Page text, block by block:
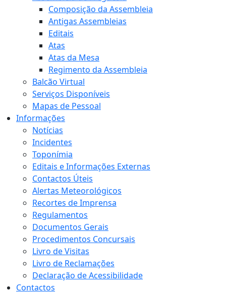
Composição da Assembleia
Antigas Assembleias
Editais
Atas
Atas da Mesa
Regimento da Assembleia
Balcão Virtual
Serviços Disponíveis
Mapas de Pessoal
Informações
Notícias
Incidentes
Toponímia
Editais e Informações Externas
Contactos Úteis
Alertas Meteorológicos
Recortes de Imprensa
Regulamentos
Documentos Gerais
Procedimentos Concursais
Livro de Visitas
Livro de Reclamações
Declaração de Acessibilidade
Contactos